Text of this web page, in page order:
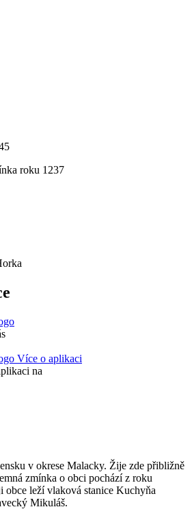
roku 1237
Více o aplikaci
na
v okrese Malacky. Žije zde přibližně
zmínka o obci pochází z roku
obce leží vlaková stanice Kuchyňa
Mikuláš.